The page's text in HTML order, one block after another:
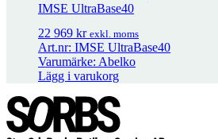
IMSE UltraBase40
22 969 kr exkl. moms
Art.nr: IMSE UltraBase40
Varumärke: Abelko
Lägg i varukorg